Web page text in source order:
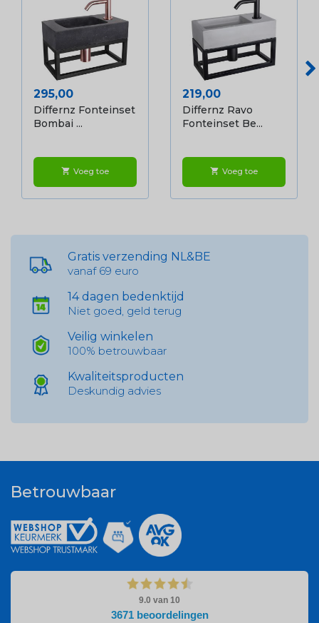
Prijs
295,00
Differnz Fonteinset
Bombai ...
shopping_cart Voeg toe
Prijs
219,00
Differnz Ravo
Fonteinset Be...
shopping_cart Voeg toe
Gratis verzending NL&BE
vanaf 69 euro
14 dagen bedenktijd
Niet goed, geld terug
Veilig winkelen
100% betrouwbaar
Kwaliteitsproducten
Deskundig advies
Betrouwbaar